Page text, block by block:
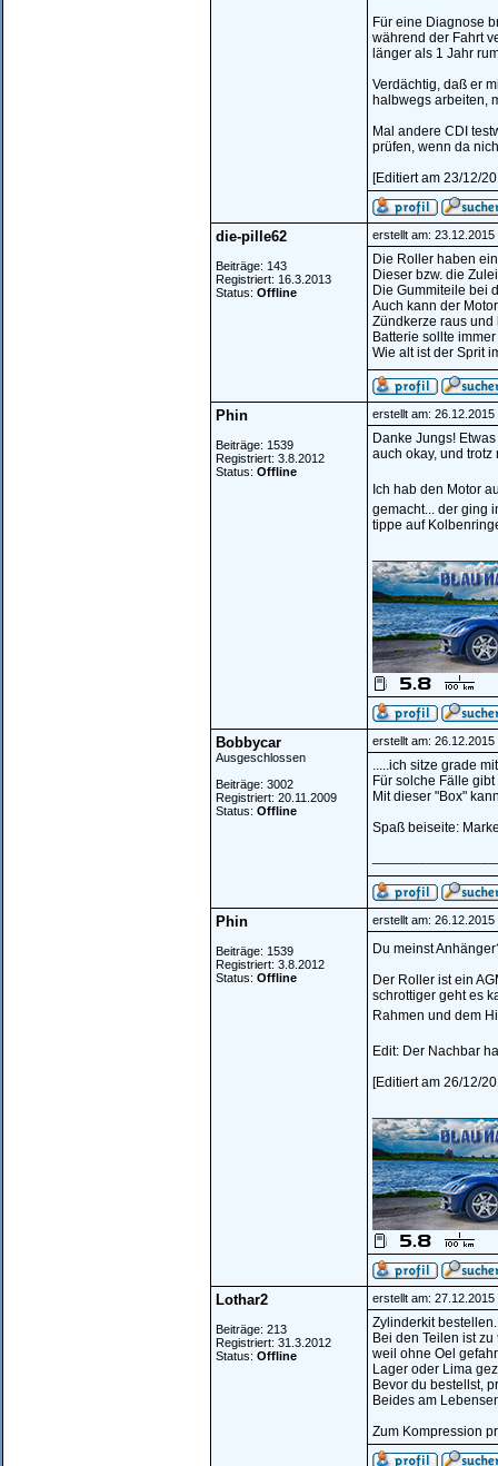
Für eine Diagnose
während der Fahrt
länger als 1 Jahr
Verdächtig, daß er
halbwegs arbeiten,
Mal andere CDI
prüfen, wenn da
[Editiert am 23/12/
die-pille62
Beiträge: 143
Registriert: 16.3.2013
Status: Offline
erstellt am:
Die Roller haben
Dieser bzw. die
Die Gummiteile bei
Auch kann der
Zündkerze raus und
Batterie sollte
Wie alt ist der Sprit
Phin
Beiträge: 1539
Registriert: 3.8.2012
Status: Offline
erstellt am:
Danke Jungs!
auch okay, und
Ich hab den Motor
gemacht... der ging
tippe auf
Bobbycar
Ausgeschlossen
Beiträge: 3002
Registriert: 20.11.2009
Status: Offline
erstellt am:
.....ich sitze grade
Für solche Fälle
Mit dieser "Box"
Spaß beiseite:
Phin
Beiträge: 1539
Registriert: 3.8.2012
Status: Offline
erstellt am:
Du meinst
Der Roller ist ein
schrottiger geht es
Rahmen und dem
Edit: Der Nachbar
[Editiert am 26/12/
Lothar2
Beiträge: 213
Registriert: 31.3.2012
Status: Offline
erstellt am:
Zylinderkit
Bei den Teilen ist
weil ohne Oel
Lager oder Lima
Bevor du bestellst,
Beides am
Zum Kompression